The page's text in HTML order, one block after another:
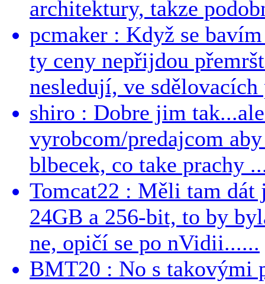
architektury, takze
pcmaker : Když se
ty ceny nepřijdou
nesledují, ve sdělovacích
shiro : Dobre jim
vyrobcom/predajcom
blbecek, co take prachy
Tomcat22 : Měli tam dát
24GB a 256-bit, to by
ne, opičí se po nVidii......
BMT20 : No s takovými